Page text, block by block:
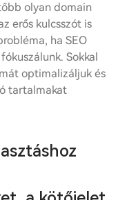
olyan domain
erős kulcsszót is
ha SEO
Sokkal
optimalizáljuk és
tartalmakat